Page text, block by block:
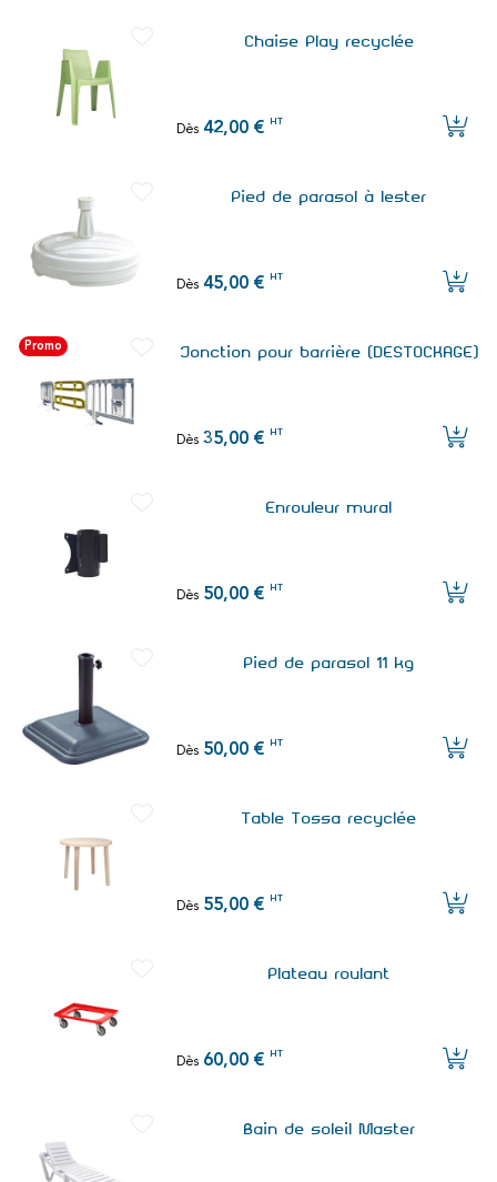
Chaise Play recyclée
Dès 42,00 € HT
Pied de parasol à lester
Dès 45,00 € HT
Promo Jonction pour barrière (DESTOCKAGE)
Dès 35,00 € HT
Enrouleur mural
Dès 50,00 € HT
Pied de parasol 11 kg
Dès 50,00 € HT
Table Tossa recyclée
Dès 55,00 € HT
Plateau roulant
Dès 60,00 € HT
Bain de soleil Master